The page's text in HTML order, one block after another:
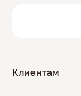
Клиентам